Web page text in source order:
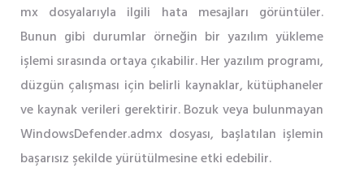
mx dosyalarıyla ilgili hata mesajları görüntüler.
Bunun gibi durumlar örneğin bir yazılım yükleme
işlemi sırasında ortaya çıkabilir. Her yazılım programı,
düzgün çalışması için belirli kaynaklar, kütüphaneler
ve kaynak verileri gerektirir. Bozuk veya bulunmayan
WindowsDefender.admx dosyası, başlatılan işlemin
başarısız şekilde yürütülmesine etki edebilir.